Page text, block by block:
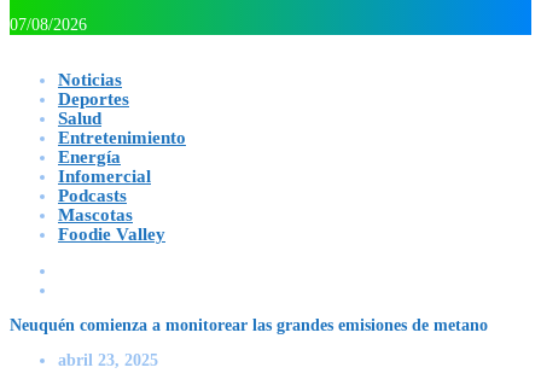
07/08/2026
Noticias
Deportes
Salud
Entretenimiento
Energía
Infomercial
Podcasts
Mascotas
Foodie Valley
Neuquén comienza a monitorear las grandes emisiones de metano
abril 23, 2025